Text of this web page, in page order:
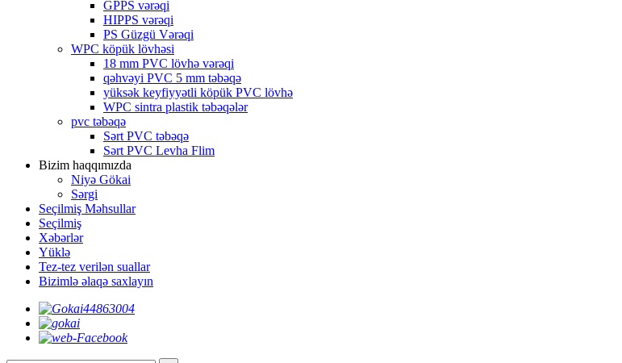
GPPS vərəqi
HIPPS vərəqi
PS Güzgü Vərəqi
WPC köpük lövhəsi
18 mm PVC lövhə vərəqi
qəhvəyi PVC 5 mm təbəqə
yüksək keyfiyyətli köpük PVC lövhə
WPC sintra plastik təbəqələr
pvc təbəqə
Sərt PVC təbəqə
Sərt PVC Levha Flim
Bizim haqqımızda
Niyə Gökai
Sərgi
Seçilmiş Məhsullar
Seçilmiş
Xəbərlər
Yüklə
Tez-tez verilən suallar
Bizimlə əlaqə saxlayın